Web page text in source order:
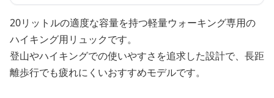
20リットルの適度な容量を持つ軽量ウォーキング専用の
ハイキング用リュックです。
登山やハイキングでの使いやすさを追求した設計で、長距
離歩行でも疲れにくいおすすめモデルです。